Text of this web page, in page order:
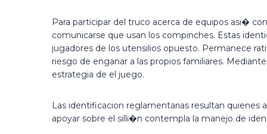
Para participar del truco acerca de equipos asi�
comunicarse que usan los compinches. Estas
jugadores de los utensilios opuesto. Permanece
riesgo de enganar a las propios familiares.
estrategia de el juego.
Las identificacion reglamentarias resultan quienes
apoyar sobre el silli�n contempla la manejo de